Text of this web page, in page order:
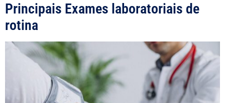
Principais Exames laboratoriais de
rotina